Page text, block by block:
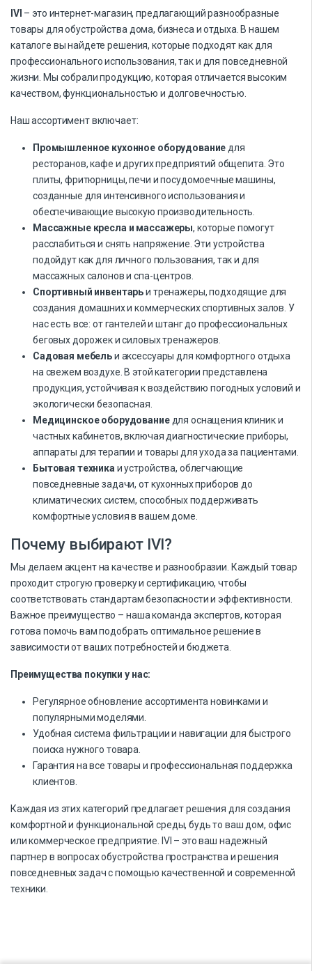
IVI – это интернет-магазин, предлагающий разнообразные
товары для обустройства дома, бизнеса и отдыха. В нашем
каталоге вы найдете решения, которые подходят как для
профессионального использования, так и для повседневной
жизни. Мы собрали продукцию, которая отличается высоким
качеством, функциональностью и долговечностью.
Наш ассортимент включает:
Промышленное кухонное оборудование для
ресторанов, кафе и других предприятий общепита. Это
плиты, фритюрницы, печи и посудомоечные машины,
созданные для интенсивного использования и
обеспечивающие высокую производительность.
Массажные кресла и массажеры, которые помогут
расслабиться и снять напряжение. Эти устройства
подойдут как для личного пользования, так и для
массажных салонов и спа-центров.
Спортивный инвентарьи тренажеры, подходящие для
создания домашних и коммерческих спортивных залов. У
нас есть все: от гантелей и штанг до профессиональных
беговых дорожек и силовых тренажеров.
Садовая мебельи аксессуары для комфортного отдыха
на свежем воздухе. В этой категории представлена
продукция, устойчивая к воздействию погодных условий и
экологически безопасная.
Медицинское оборудованиедля оснащения клиник и
частных кабинетов, включая диагностические приборы,
аппараты для терапии и товары для ухода за пациентами.
Бытовая техника и устройства, облегчающие
повседневные задачи, от кухонных приборов до
климатических систем, способных поддерживать
комфортные условия в вашем доме.
Почему выбирают IVI?
Мы делаем акцент на качестве и разнообразии. Каждый товар
проходит строгую проверку и сертификацию, чтобы
соответствовать стандартам безопасности и эффективности.
Важное преимущество – наша команда экспертов, которая
готова помочь вам подобрать оптимальное решение в
зависимости от ваших потребностей и бюджета.
Преимущества покупки у нас:
Регулярное обновление ассортимента новинками и
популярными моделями.
Удобная система фильтрации и навигации для быстрого
поиска нужного товара.
Гарантия на все товары и профессиональная поддержка
клиентов.
Каждая из этих категорий предлагает решения для создания
комфортной и функциональной среды, будь то ваш дом, офис
или коммерческое предприятие. IVI – это ваш надежный
партнер в вопросах обустройства пространства и решения
повседневных задач с помощью качественной и современной
техники.